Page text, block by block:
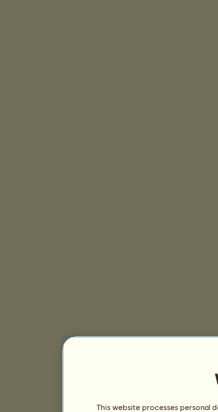
This website processes personal